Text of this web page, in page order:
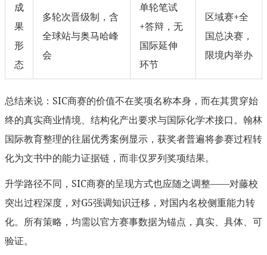
成
果
形
态
多轮次晋级制，含
全球站与奥马哈峰
会
单轮笔试
+答辩，无
国际延伸
环节
区域赛+全
国总决赛，
限境内举办
总结来说：SIC商赛的价值不在奖项名称本身，而在其贯穿始
终的真实商业情境、结构化产出要求与国际化学术接口。翰林
国际教育整理的往届优秀案例显示，获奖者普遍将参赛过程转
化为文书中的能力证据链，而非仅罗列奖项结果。
升学路径不同，SIC商赛的呈现方式也应随之调整——对藤校
突出过程深度，对G5强调知识迁移，对国内名校侧重能力转
化。所有策略，均需以官方赛事数据为锚点，真实、具体、可
验证。